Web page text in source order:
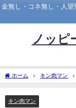
金無し・コネ無し・人
ノッピ
ホーム キン肉マン
キン肉マン